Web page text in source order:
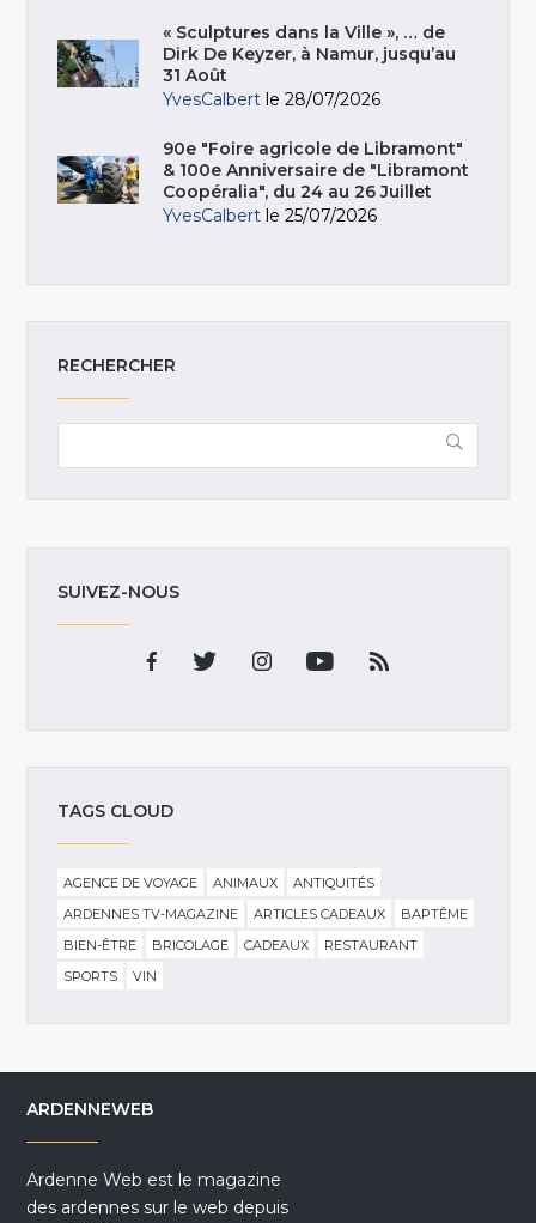
« Sculptures dans la Ville », … de
Dirk De Keyzer, à Namur, jusqu’au
31 Août
YvesCalbert le 28/07/2026
90e "Foire agricole de Libramont"
& 100e Anniversaire de "Libramont
Coopéralia", du 24 au 26 Juillet
YvesCalbert le 25/07/2026
RECHERCHER
SUIVEZ-NOUS
TAGS CLOUD
AGENCE DE VOYAGE ANIMAUX
ANTIQUITÉS
ARDENNES TV-MAGAZINE
ARTICLES CADEAUX
BAPTÊME
BIEN-ÊTRE
BRICOLAGE CADEAUX
RESTAURANT
SPORTS
VIN
ARDENNEWEB
Ardenne Web est le magazine
des ardennes sur le web depuis